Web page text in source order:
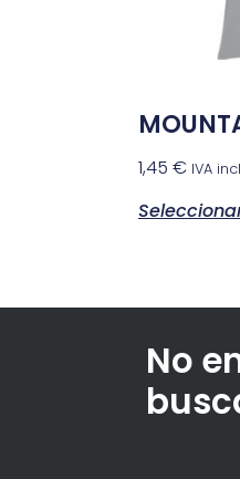
1,45 € IVA
No